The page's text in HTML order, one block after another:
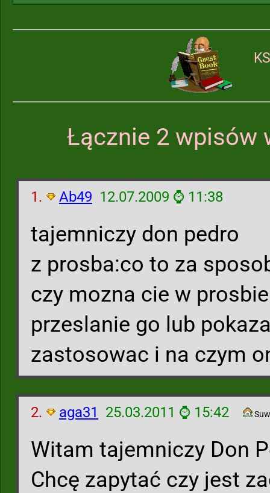
Łącznie 2 wpisów
1. Ab49 12.07.2009 ⌚ 11:38
tajemniczy don pedro
z prosba:co to za
czy mozna cie w
przeslanie go lub
zastosowac i na czym
2. aga31 25.03.2011 ⌚ 15:42
Witam tajemniczy Don
Chcę zapytać czy jest